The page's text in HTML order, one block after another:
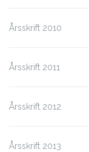
Årsskrift 2010
Årsskrift 2011
Årsskrift 2012
Årsskrift 2013